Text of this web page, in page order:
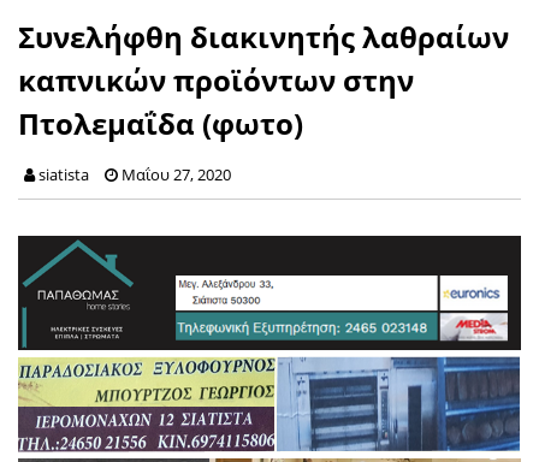
Συνελήφθη διακινητής λαθραίων
καπνικών προϊόντων στην
Πτολεμαΐδα (φωτο)
siatista Μαΐου 27, 2020